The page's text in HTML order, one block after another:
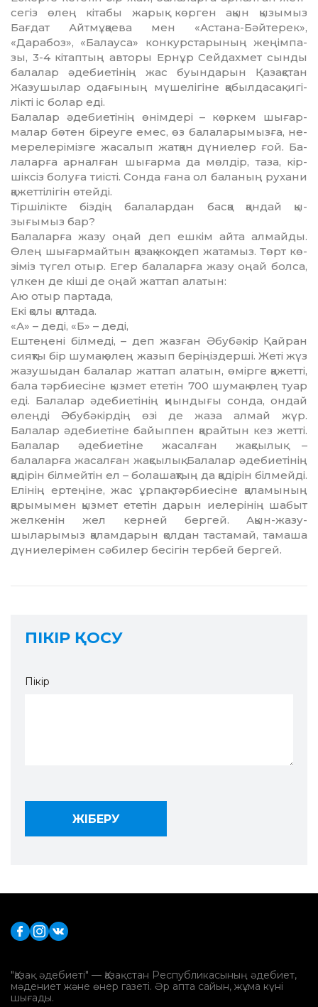
сегіз өлең кітабы жарық көрген ақын қызы­мыз
Бағдат Айтмұқаева мен «Астана-Бәйтерек»,
«Дарабоз», «Балауса» конкурстарының жеңім­па­
зы, 3-4 кітаптың авторы Ернұр Сейдахмет сынды
ба­лалар әдебиетінің жас буындарын Қазақстан
Жазу­шылар одағының мүшелігіне қабылдасақ игі­
лікті іс болар еді.
Балалар әдебиетінің өнімдері – көркем шы­ғар­
малар бөтен біреуге емес, өз балаларымызға, не­
мерелерімізге жасалып жатқан дүниелер ғой. Ба­
лаларға арналған шығарма да мөлдір, таза, кір­
шіксіз болуға тиісті. Сонда ғана ол баланың ру­хани
қажеттілігін өтейді.
Тіршілікте біздің балалардан басқа қандай қы­
зығымыз бар?
Балаларға жазу оңай деп ешкім айта алмайды.
Өлең шығармайтын қазақ жоқ деп жатамыз. Төрт кө­
зіміз түгел отыр. Егер балаларға жазу оңай бол­са,
үлкен де кіші де оңай жаттап алатын:
Аю отыр партада,
Екі қолы қалтада.
«А» – деді, «Б» – деді,
Ештеңені білмеді, – деп жазған Әбубәкір Қай­­­ран
сияқты бір шумақ өлең жазып беріңіз­дер­ші. Жеті жүз
жазушыдан балалар жаттап алатын, өмірге қажетті,
бала тәрбиесіне қызмет ете­тін 700 шумақ өлең туар
еді. Балалар әде­бие­тінің қиындығы сонда, ондай
өлеңді Әбу­бәкір­дің өзі де жаза алмай жүр.
Балалар әдебиетіне байып­пен қарайтын кез жетті.
Балалар әдебиетіне жа­салған жақсылық –
балаларға жасалған жақсылық. Ба­лалар әдебиетінің
қадірін білмейтін ел – бола­шақтың да қадірін білмейді.
Елінің ертеңіне, жас ұрпақ тәрбиесіне қала­мы­ның
қарымымен қызмет ететін дарын иеле­рі­нің шабыт
желкенін жел керней бергей. Ақын-жазу­
шыларымыз қаламдарын қолдан тастамай, тамаша
дүниелерімен сәбилер бесігін тербей бергей.
ПІКІР ҚОСУ
Пікір
"Қазақ әдебиеті" — Қазақстан Республикасының әдебиет,
мәдениет және өнер газеті. Әр апта сайын, жұма күні
шығады.